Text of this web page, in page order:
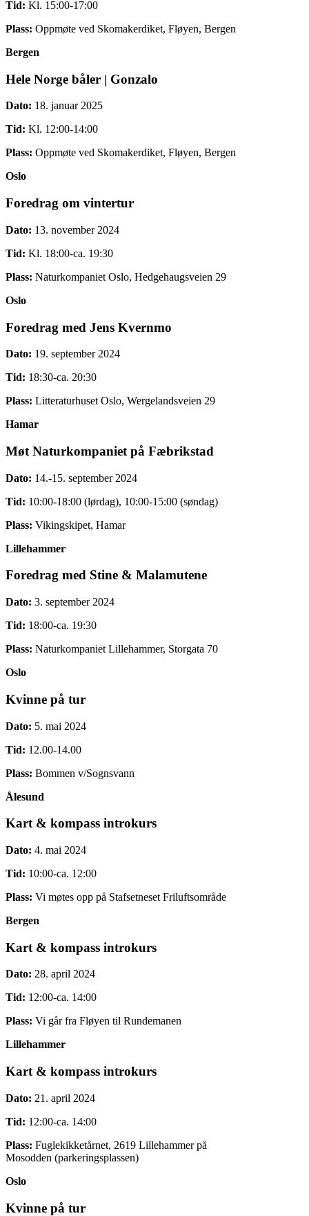
Tid: Kl. 15:00-17:00
Plass: Oppmøte ved Skomakerdiket, Fløyen, Bergen
Bergen
Hele Norge båler | Gonzalo
Dato: 18. januar 2025
Tid: Kl. 12:00-14:00
Plass: Oppmøte ved Skomakerdiket, Fløyen, Bergen
Oslo
Foredrag om vintertur
Dato: 13. november 2024
Tid: Kl. 18:00-ca. 19:30
Plass: Naturkompaniet Oslo, Hedgehaugsveien 29
Oslo
Foredrag med Jens Kvernmo
Dato: 19. september 2024
Tid: 18:30-ca. 20:30
Plass: Litteraturhuset Oslo, Wergelandsveien 29
Hamar
Møt Naturkompaniet på Fæbrikstad
Dato: 14.-15. september 2024
Tid: 10:00-18:00 (lørdag), 10:00-15:00 (søndag)
Plass: Vikingskipet, Hamar
Lillehammer
Foredrag med Stine & Malamutene
Dato: 3. september 2024
Tid: 18:00-ca. 19:30
Plass: Naturkompaniet Lillehammer, Storgata 70
Oslo
Kvinne på tur
Dato: 5. mai 2024
Tid: 12.00-14.00
Plass: Bommen v/Sognsvann
Ålesund
Kart & kompass introkurs
Dato: 4. mai 2024
Tid: 10:00-ca. 12:00
Plass: Vi møtes opp på Stafsetneset Friluftsområde
Bergen
Kart & kompass introkurs
Dato: 28. april 2024
Tid: 12:00-ca. 14:00
Plass: Vi går fra Fløyen til Rundemanen
Lillehammer
Kart & kompass introkurs
Dato: 21. april 2024
Tid: 12:00-ca. 14:00
Plass: Fuglekikketårnet, 2619 Lillehammer på
Mosodden (parkeringsplassen)
Oslo
Kvinne på tur